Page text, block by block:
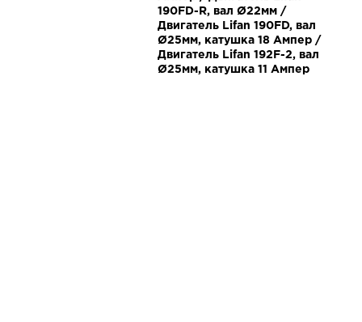
190FD-R, вал Ø22мм /
Двигатель Lifan 190FD, вал
Ø25мм, катушка 18 Ампер /
Двигатель Lifan 192F-2, вал
Ø25мм, катушка 11 Ампер